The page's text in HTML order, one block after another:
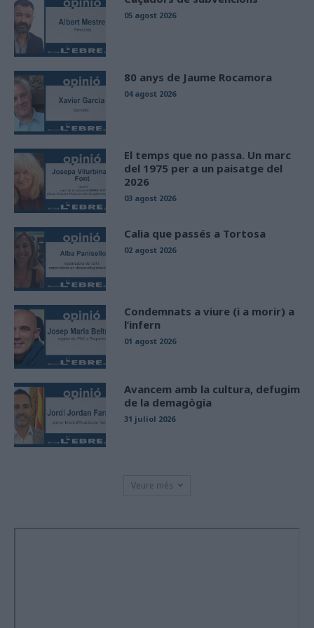
05 agost 2026
80 anys de Jaume Rocamora
04 agost 2026
El temps que no passa. Un marc
del 1975 per a un paisatge del
2026
03 agost 2026
Calia que passés a Tortosa
02 agost 2026
Condemnats a viure (i a morir) a
l’infern
01 agost 2026
Avancem amb la cultura, defugim
de la demagògia
31 juliol 2026
Veure més